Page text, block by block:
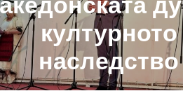
културното
наследство